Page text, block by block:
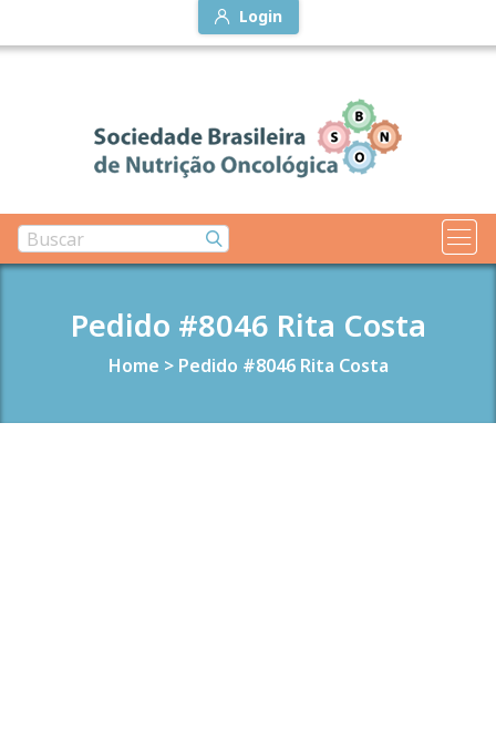
Login
Pedido #8046 Rita Costa
Home > Pedido #8046 Rita Costa